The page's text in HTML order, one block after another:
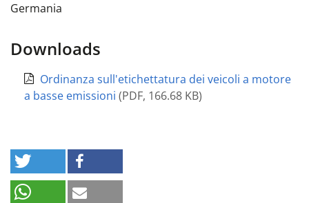
Germania
Downloads
Ordinanza sull'etichettatura dei veicoli a motore
a basse emissioni (PDF, 166.68 KB)